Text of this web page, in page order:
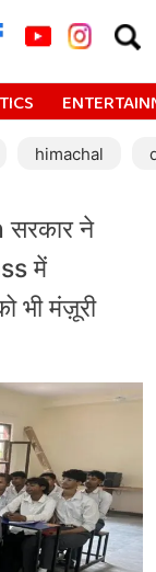
for:
himachal
सरकार ने
में
मंज़ूरी